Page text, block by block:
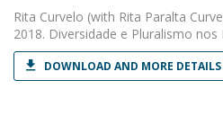
Rita Curvelo (with Rita Paralta
2018. Diversidade e Pluralismo nos
DOWNLOAD AND MORE DETAILS